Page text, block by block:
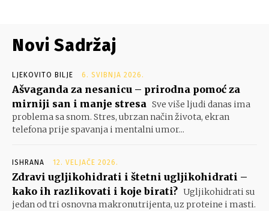
Novi Sadržaj
LJEKOVITO BILJE 6. SVIBNJA 2026.
Ašvaganda za nesanicu – prirodna pomoć za
mirniji san i manje stresa Sve više ljudi danas ima
problema sa snom. Stres, ubrzan način života, ekran
telefona prije spavanja i mentalni umor...
ISHRANA 12. VELJAČE 2026.
Zdravi ugljikohidrati i štetni ugljikohidrati –
kako ih razlikovati i koje birati? Ugljikohidrati su
jedan od tri osnovna makronutrijenta, uz proteine i masti.